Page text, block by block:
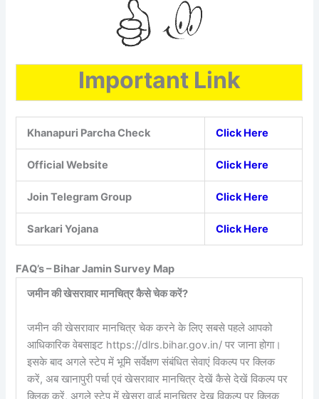
Important Link
Khanapuri Parcha Check Click Here
Official Website Click Here
Join Telegram Group Click Here
Sarkari Yojana Click Here
FAQ’s – Bihar Jamin Survey Map
जमीन की खेसरावार मानचित्र कैसे चेक करें?
जमीन की खेसरावार मानचित्र चेक करने के लिए सबसे पहले आपको
आधिकारिक वेबसाइट https://dlrs.bihar.gov.in/ पर जाना होगा।
इसके बाद अगले स्टेप में भूमि सर्वेक्षण संबंधित सेवाएं विकल्प पर क्लिक
करें, अब खानापुरी पर्चा एवं खेसरावार मानचित्र देखें कैसे देखें विकल्प पर
क्लिक करें, अगले स्टेप में खेसरा वार्ड मानचित्र देख विकल्प पर क्लिक